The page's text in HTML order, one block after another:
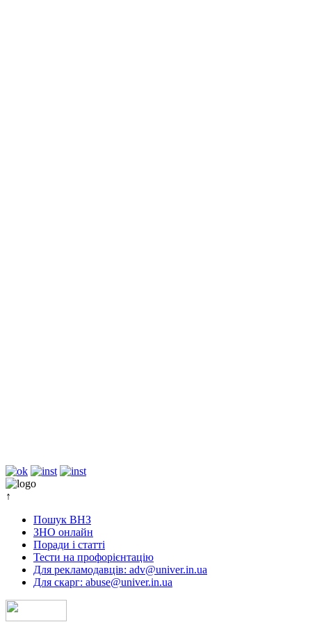
↑
Пошук ВНЗ
ЗНО онлайн
Поради і статті
Тести на профорієнтацію
Для рекламодавців: adv@univer.in.ua
Для скарг: abuse@univer.in.ua